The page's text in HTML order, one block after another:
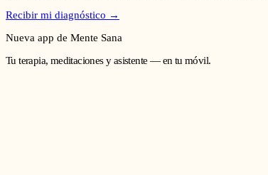
Recibir mi diagnóstico →
Nueva app de Mente Sana
Tu terapia, meditaciones y asistente — en tu móvil.